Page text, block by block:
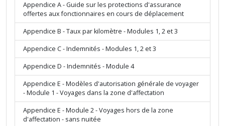
Appendice A - Guide sur les protections d'assurance
offertes aux fonctionnaires en cours de déplacement
Appendice B - Taux par kilomètre - Modules 1, 2 et 3
Appendice C - Indemnités - Modules 1, 2 et 3
Appendice D - Indemnités - Module 4
Appendice E - Modèles d'autorisation générale de voyager
- Module 1 - Voyages dans la zone d'affectation
Appendice E - Module 2 - Voyages hors de la zone
d'affectation - sans nuitée